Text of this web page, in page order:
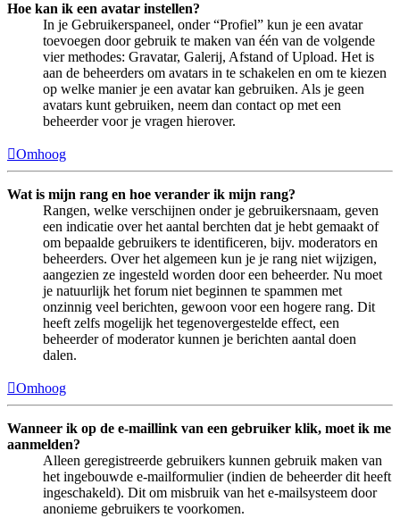
Hoe kan ik een avatar instellen?
In je Gebruikerspaneel, onder “Profiel” kun je een avatar
toevoegen door gebruik te maken van één van de volgende
vier methodes: Gravatar, Galerij, Afstand of Upload. Het is
aan de beheerders om avatars in te schakelen en om te kiezen
op welke manier je een avatar kan gebruiken. Als je geen
avatars kunt gebruiken, neem dan contact op met een
beheerder voor je vragen hierover.
Omhoog
Wat is mijn rang en hoe verander ik mijn rang?
Rangen, welke verschijnen onder je gebruikersnaam, geven
een indicatie over het aantal berchten dat je hebt gemaakt of
om bepaalde gebruikers te identificeren, bijv. moderators en
beheerders. Over het algemeen kun je je rang niet wijzigen,
aangezien ze ingesteld worden door een beheerder. Nu moet
je natuurlijk het forum niet beginnen te spammen met
onzinnig veel berichten, gewoon voor een hogere rang. Dit
heeft zelfs mogelijk het tegenovergestelde effect, een
beheerder of moderator kunnen je berichten aantal doen
dalen.
Omhoog
Wanneer ik op de e-maillink van een gebruiker klik, moet ik me
aanmelden?
Alleen geregistreerde gebruikers kunnen gebruik maken van
het ingebouwde e-mailformulier (indien de beheerder dit heeft
ingeschakeld). Dit om misbruik van het e-mailsysteem door
anonieme gebruikers te voorkomen.